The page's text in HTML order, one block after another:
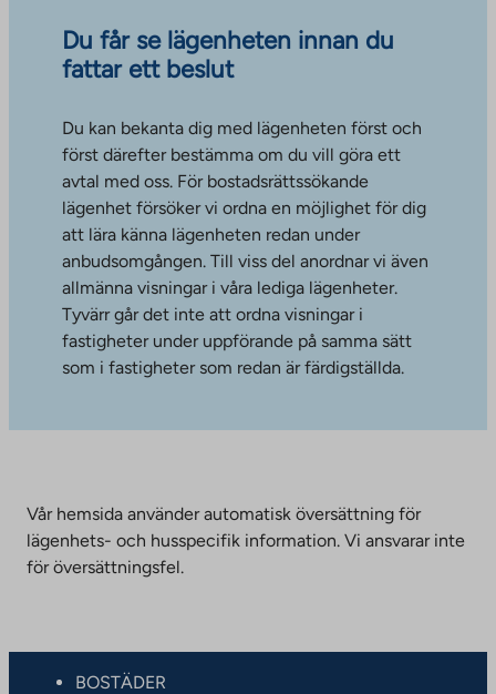
Du får se lägenheten innan du
fattar ett beslut
Du kan bekanta dig med lägenheten först och
först därefter bestämma om du vill göra ett
avtal med oss. För bostadsrättssökande
lägenhet försöker vi ordna en möjlighet för dig
att lära känna lägenheten redan under
anbudsomgången. Till viss del anordnar vi även
allmänna visningar i våra lediga lägenheter.
Tyvärr går det inte att ordna visningar i
fastigheter under uppförande på samma sätt
som i fastigheter som redan är färdigställda.
Vår hemsida använder automatisk översättning för
lägenhets- och husspecifik information. Vi ansvarar inte
för översättningsfel.
BOSTÄDER